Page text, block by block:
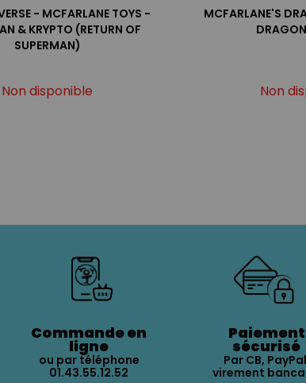
- MCFARLANE TOYS -
& KRYPTO (RETURN OF
SUPERMAN)
Non disponible
MCFARLANE'S
Non
Commande en
ligne
ou par téléphone
01.43.55.12.52
Paiement
sécurisé
Par CB,
virement